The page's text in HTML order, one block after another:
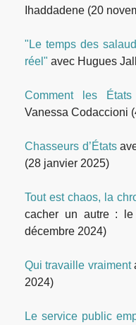
Ihaddadene (20
"Le temps des
réel" avec Hugues
Comment les
Vanessa Codaccioni
Chasseurs d’États
(28 janvier 2025)
Tout est chaos, la
cacher un autre :
décembre 2024)
Qui travaille vraiment
2024)
Le service public